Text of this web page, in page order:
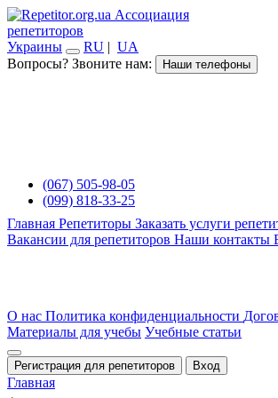
Ассоциация
репетиторов
Украины
RU | UA
Вопросы? Звоните нам:
Наши телефоны
(067) 505-98-05
(099) 818-33-25
Главная Репетиторы Заказать услуги
Вакансии для репетиторов Наши контакты
О нас Политика конфиденциальности
Материалы для учебы Учебные статьи
Регистрация для репетиторов Вход
Главная